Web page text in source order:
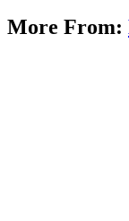
More From: